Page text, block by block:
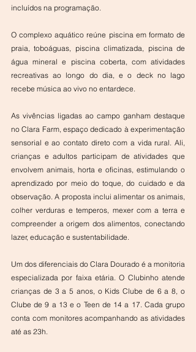
incluídos na programação.
O complexo aquático reúne piscina em formato de
praia, toboáguas, piscina climatizada, piscina de
água mineral e piscina coberta, com atividades
recreativas ao longo do dia, e o deck no lago
recebe música ao vivo no entardece.
As vivências ligadas ao campo ganham destaque
no Clara Farm, espaço dedicado à experimentação
sensorial e ao contato direto com a vida rural. Ali,
crianças e adultos participam de atividades que
envolvem animais, horta e oficinas, estimulando o
aprendizado por meio do toque, do cuidado e da
observação. A proposta inclui alimentar os animais,
colher verduras e temperos, mexer com a terra e
compreender a origem dos alimentos, conectando
lazer, educação e sustentabilidade.
Um dos diferenciais do Clara Dourado é a monitoria
especializada por faixa etária. O Clubinho atende
crianças de 3 a 5 anos, o Kids Clube de 6 a 8, o
Clube de 9 a 13 e o Teen de 14 a 17. Cada grupo
conta com monitores acompanhando as atividades
até as 23h.